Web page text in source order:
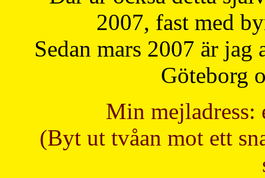
2007, fast med
Sedan mars 2007 är
Göteborg
Min mejladress:
(Byt ut tvåan mot ett